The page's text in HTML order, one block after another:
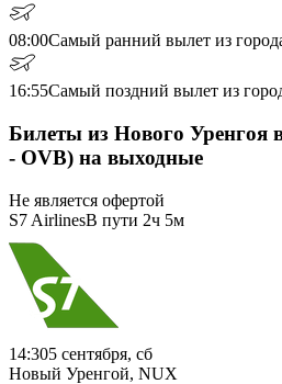
08:00Самый ранний вылет из
16:55Самый поздний вылет из
Билеты из Нового Уренгоя
- OVB) на выходные
Не является офертой
S7 AirlinesВ пути 2ч 5м
14:305 сентября, сб
Новый Уренгой, NUX